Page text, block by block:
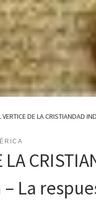
VERTICE DE LA
LA
– La